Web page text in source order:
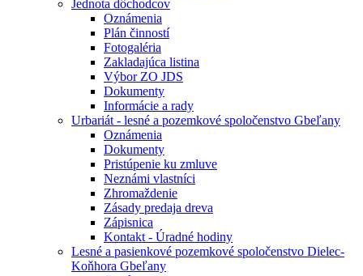
Jednota dôchodcov
Oznámenia
Plán činností
Fotogaléria
Zakladajúca listina
Výbor ZO JDS
Dokumenty
Informácie a rady
Urbariát - lesné a pozemkové spoločenstvo Gbeľany
Oznámenia
Dokumenty
Pristúpenie ku zmluve
Neznámi vlastníci
Zhromaždenie
Zásady predaja dreva
Zápisnica
Kontakt - Úradné hodiny
Lesné a pasienkové pozemkové spoločenstvo Dielec-
Koňhora Gbeľany